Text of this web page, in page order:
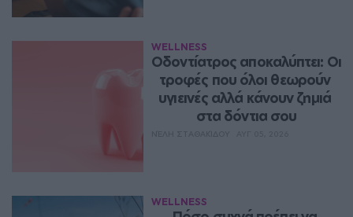
WELLNESS
Οδοντίατρος αποκαλύπτει: Οι
τροφές που όλοι θεωρούν
υγιεινές αλλά κάνουν ζημιά
στα δόντια σου
WELLNESS